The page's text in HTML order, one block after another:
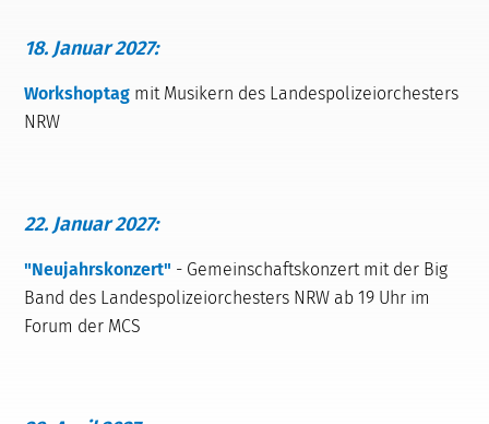
18. Januar 2027:
Workshoptag mit Musikern des Landespolizeiorchesters
NRW
22. Januar 2027:
"Neujahrskonzert" - Gemeinschaftskonzert mit der Big
Band des Landespolizeiorchesters NRW ab 19 Uhr im
Forum der MCS